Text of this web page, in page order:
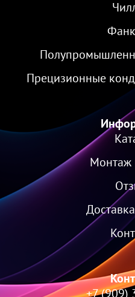
Прецизионные
Монтаж
+7 (909)